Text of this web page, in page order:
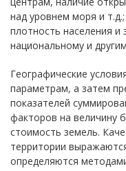
над уровнем моря и
плотность населения и
национальному и
Географические
параметрам, а затем
показателей
факторов на величину
стоимость земель.
территории
определяются